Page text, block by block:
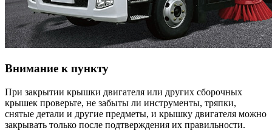
Внимание к пункту
При закрытии крышки двигателя или других сборочных
крышек проверьте, не забыты ли инструменты, тряпки,
снятые детали и другие предметы, и крышку двигателя можно
закрывать только после подтверждения их правильности.